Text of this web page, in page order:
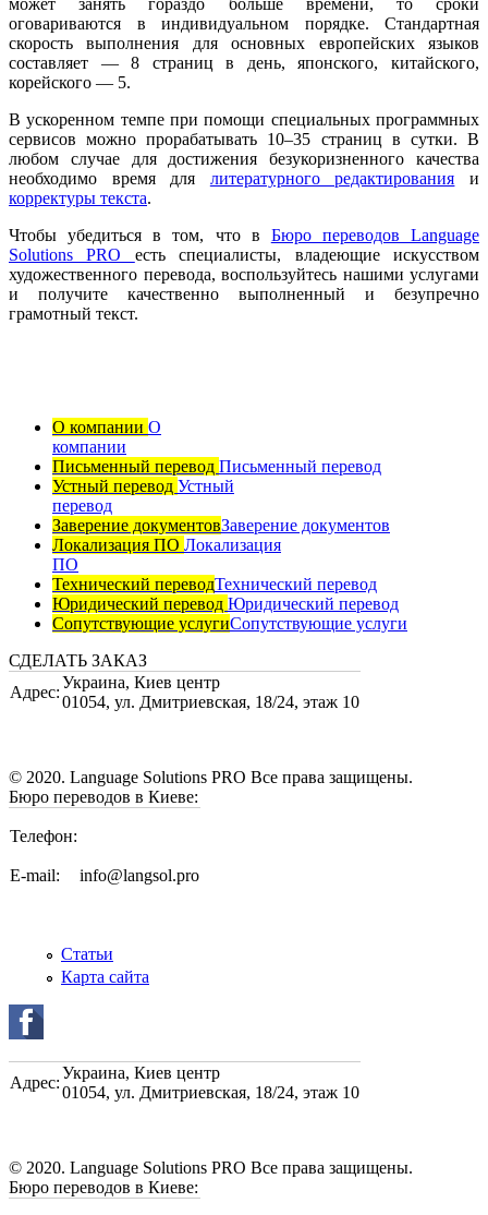
оговариваются в индивидуальном порядке. Стандартная
скорость выполнения для основных европейских языков
составляет — 8 страниц в день, японского, китайского,
корейского — 5.
В ускоренном темпе при помощи специальных программных
сервисов можно прорабатывать 10–35 страниц в сутки. В
любом случае для достижения безукоризненного качества
необходимо время для литературного редактирования и
корректуры текста.
Чтобы убедиться в том, что в Бюро переводов Language
Solutions PRO есть специалисты, владеющие искусством
художественного перевода, воспользуйтесь нашими услугами
и получите качественно выполненный и безупречно
грамотный текст.
О компании О
компании
Письменный перевод Письменный перевод
Устный перевод Устный
перевод
Заверение документовЗаверение документов
Локализация ПО Локализация
ПО
Технический переводТехнический перевод
Юридический перевод Юридический перевод
Сопутствующие услугиСопутствующие услуги
СДЕЛАТЬ ЗАКАЗ
Адрес:
Украина, Киев центр
01054, ул. Дмитриевская, 18/24, этаж 10
© 2020. Language Solutions PRO Все права защищены.
Бюро переводов в Киеве:
Телефон:
E-mail: info@langsol.pro
Статьи
Карта сайта
Адрес:
Украина, Киев центр
01054, ул. Дмитриевская, 18/24, этаж 10
© 2020. Language Solutions PRO Все права защищены.
Бюро переводов в Киеве: